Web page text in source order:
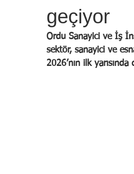
Mahmut KILIÇ
geçiyor
Ordu Sanayici ve İş
sektör, sanayici ve
2026’nın ilk